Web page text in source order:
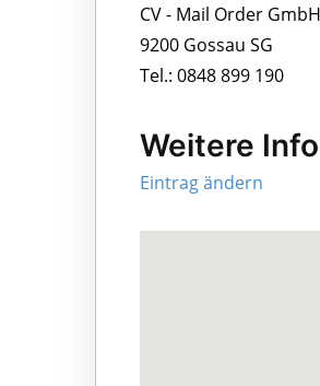
CV - Mail Order GmbH
9200 Gossau SG
Tel.: 0848 899 190
Weitere
Eintrag ändern